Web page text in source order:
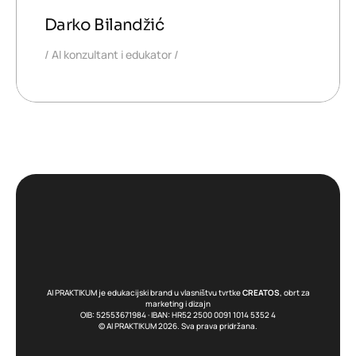
Darko Bilandžić
AI konzultant i edukator
AI PRAKTIKUM je edukacijski brand u vlasništvu tvrtkeCREATOS, obrt za
marketing i dizajn
OIB: 52553671984 · IBAN: HR52 2500 0091 1014 5352 4
© AI PRAKTIKUM 2026. Sva prava pridržana.